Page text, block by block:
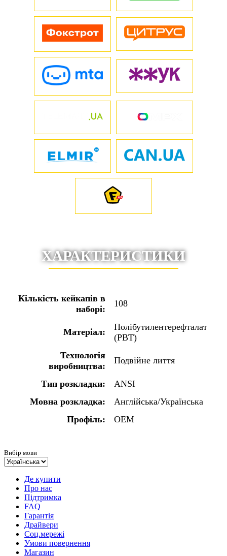
ХАРАКТЕРИСТИКИ
Кількість кейкапів в
наборі:
108
Матеріал:
Полібутилентерефталат
(PBT)
Технологія
виробництва:
Подвійне лиття
Тип розкладки:
ANSI
Мовна розкладка:
Англійська/Українська
Профіль:
ОЕМ
Вибір мови
Де купити
Про нас
Підтримка
FAQ
Гарантія
Драйвери
Соц.мережі
Умови повернення
Магазин